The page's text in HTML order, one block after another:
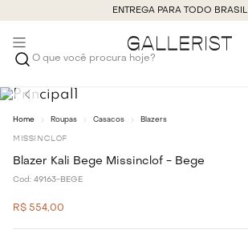
ENTREGA PARA TODO BRASIL
O que você procura hoje?
Roupas Casacos Blazers
MISSINCLOF
Blazer Kali Bege Missinclof - Bege
Cod: 49163-BEGE
R$ 554,00